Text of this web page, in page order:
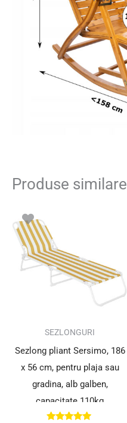
Produse similare
SEZLONGURI
Sezlong pliant Sersimo, 186
x 56 cm, pentru plaja sau
gradina, alb galben,
capacitate 110kg